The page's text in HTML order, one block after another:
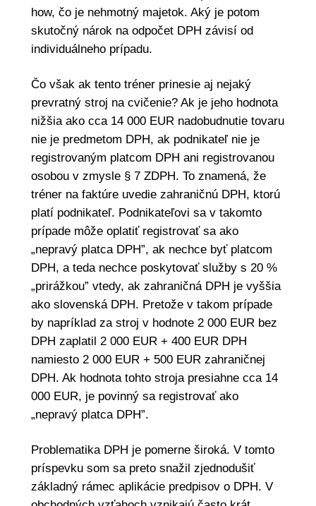
how, čo je nehmotný majetok. Aký je potom
skutočný nárok na odpočet DPH závisí od
individuálneho prípadu.
Čo však ak tento tréner prinesie aj nejaký
prevratný stroj na cvičenie? Ak je jeho hodnota
nižšia ako cca 14 000 EUR nadobudnutie tovaru
nie je predmetom DPH, ak podnikateľ nie je
registrovaným platcom DPH ani registrovanou
osobou v zmysle § 7 ZDPH. To znamená, že
tréner na faktúre uvedie zahraničnú DPH, ktorú
platí podnikateľ. Podnikateľovi sa v takomto
prípade môže oplatiť registrovať sa ako
„nepravý platca DPH”, ak nechce byť platcom
DPH, a teda nechce poskytovať služby s 20 %
„prirážkou” vtedy, ak zahraničná DPH je vyššia
ako slovenská DPH. Pretože v takom prípade
by napríklad za stroj v hodnote 2 000 EUR bez
DPH zaplatil 2 000 EUR + 400 EUR DPH
namiesto 2 000 EUR + 500 EUR zahraničnej
DPH. Ak hodnota tohto stroja presiahne cca 14
000 EUR, je povinný sa registrovať ako
„nepravý platca DPH”.
Problematika DPH je pomerne široká. V tomto
príspevku som sa preto snažil zjednodušiť
základný rámec aplikácie predpisov o DPH. V